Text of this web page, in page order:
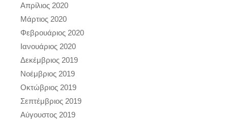
Απρίλιος 2020
Μάρτιος 2020
Φεβρουάριος 2020
Ιανουάριος 2020
Δεκέμβριος 2019
Νοέμβριος 2019
Οκτώβριος 2019
Σεπτέμβριος 2019
Αύγουστος 2019